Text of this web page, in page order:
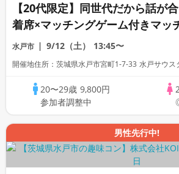
【20代限定】同世代だから話が
着席×マッチングゲーム付きマッ
ン
水戸市 9/12（土） 13:45〜
開催地住所：茨城県水戸市宮町1-7-33 水戸サウス
20〜29歳 9,800円
参加者調整中
男性先行中!